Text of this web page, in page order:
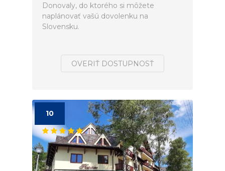
Donovaly, do ktorého si môžete
naplánovať vašú dovolenku na
Slovensku.
OVERIŤ DOSTUPNOSŤ
10